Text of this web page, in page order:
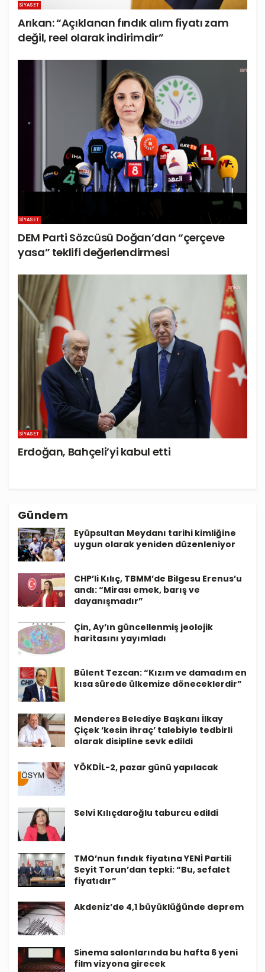
SIYASET
Arıkan: “Açıklanan fındık alım fiyatı zam
değil, reel olarak indirimdir”
SIYASET
DEM Parti Sözcüsü Doğan’dan “çerçeve
yasa” teklifi değerlendirmesi
SIYASET
Erdoğan, Bahçeli’yi kabul etti
Gündem
Eyüpsultan Meydanı tarihi kimliğine
uygun olarak yeniden düzenleniyor
CHP’li Kılıç, TBMM’de Bilgesu Erenus’u
andı: “Mirası emek, barış ve
dayanışmadır”
Çin, Ay’ın güncellenmiş jeolojik
haritasını yayımladı
Bülent Tezcan: “Kızım ve damadım en
kısa sürede ülkemize döneceklerdir”
Menderes Belediye Başkanı İlkay
Çiçek ‘kesin ihraç’ talebiyle tedbirli
olarak disipline sevk edildi
YÖKDİL-2, pazar günü yapılacak
Selvi Kılıçdaroğlu taburcu edildi
TMO’nun fındık fiyatına YENİ Partili
Seyit Torun’dan tepki: “Bu, sefalet
fiyatıdır”
Akdeniz’de 4,1 büyüklüğünde deprem
Sinema salonlarında bu hafta 6 yeni
film vizyona girecek